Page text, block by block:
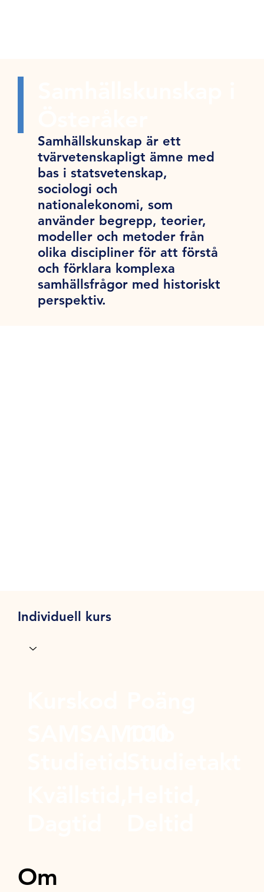
Samhällskunskap är ett
tvärvetenskapligt ämne med
bas i statsvetenskap,
sociologi och
nationalekonomi, som
använder begrepp, teorier,
modeller och metoder från
olika discipliner för att förstå
och förklara komplexa
samhällsfrågor med historiskt
perspektiv.
Individuell kurs
Om